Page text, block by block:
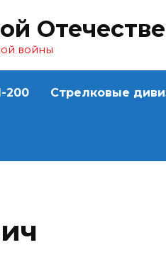
войны
200 Стрелковые